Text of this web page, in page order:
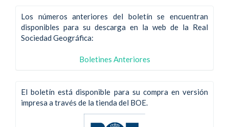
lateral
Los números anteriores del boletín se encuentran
disponibles para su descarga en la web de la Real
Sociedad Geográfica:
Boletines Anteriores
El boletín está disponible para su compra en versión
impresa a través de la tienda del BOE.